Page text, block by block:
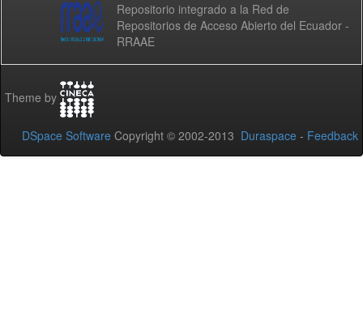
Repositorio integrado a la Red de
Repositorios de Acceso Abierto del Ecuador -
RRAAE
Theme by
DSpace Software Copyright © 2002-2013 Duraspace - Feedback